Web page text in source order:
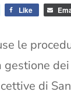
Like
le
gestione
di